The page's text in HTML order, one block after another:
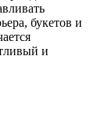
букетов и
и